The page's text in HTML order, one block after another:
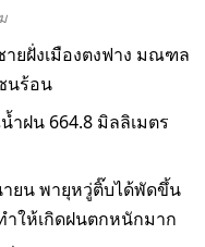
ยฝั่งเมืองตงฟาง มณฑล
นร้อน
ำฝน 664.8 มิลลิเมตร
ยน พายุหวู่ติ๊บได้พัดขึ้น
ให้เกิดฝนตกหนักมาก